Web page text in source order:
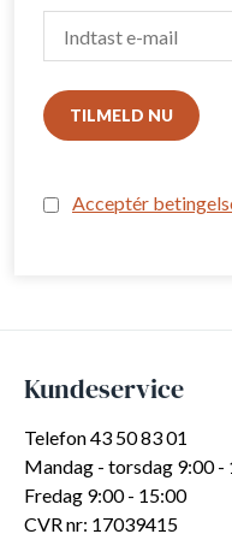
TILMELD NU
Acceptér
Kundeservice
Telefon 43 50 83 01
Mandag - torsdag 9:00 -
Fredag 9:00 - 15:00
CVR nr: 17039415